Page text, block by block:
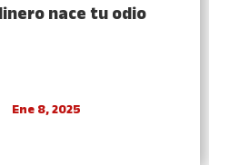
nace tu odio
Ene 8, 2025